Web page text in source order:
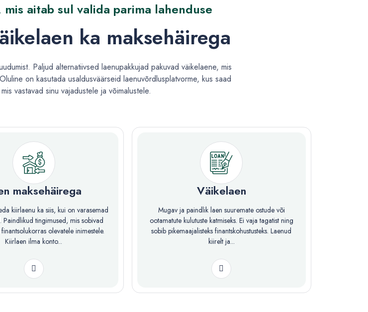
aitab sul valida parima lahenduse
ka maksehäirega
Paljud alternatiivsed laenupakkujad pakuvad väikelaene, mis
on kasutada usaldusväärseid laenuvõrdlusplatvorme, kus saad
vastavad sinu vajadustele ja võimalustele.
maksehäirega
kiirlaenu ka siis, kui on varasemad
Paindlikud tingimused, mis sobivad
olevatele inimestele.
Kiirlaen ilma konto...
Väikelaen
Mugav ja paindlik laen suuremate ostude või
ootamatute kulutuste katmiseks. Ei vaja tagatist ning
sobib pikemaajalisteks finantskohustusteks. Laenud
kiirelt ja...